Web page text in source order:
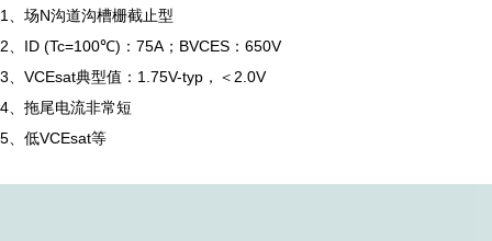
1、场N沟道沟槽栅截止型
2、ID (Tc=100℃)：75A；BVCES：650V
3、VCEsat典型值：1.75V-typ，＜2.0V
4、拖尾电流非常短
5、低VCEsat等